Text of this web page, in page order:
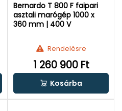
Bernardo T 800 F faipari
asztali marógép 1000 x
360 mm | 400 V
Rendelésre
1 260 900 Ft
Kosárba